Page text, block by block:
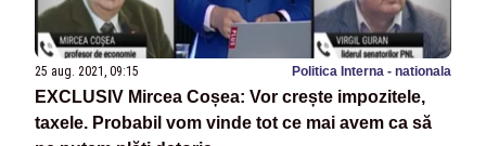
25 aug. 2021, 09:15 Politica Interna - nationala
EXCLUSIV Mircea Coșea: Vor crește impozitele,
taxele. Probabil vom vinde tot ce mai avem ca să